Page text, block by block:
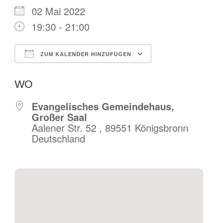
02 Mai 2022
19:30 - 21:00
ZUM KALENDER HINZUFÜGEN
WO
Evangelisches Gemeindehaus,
Großer Saal
Aalener Str. 52 , 89551 Königsbronn
Deutschland